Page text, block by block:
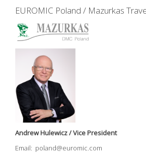
EUROMIC Poland / Mazurkas
Andrew Hulewicz / Vice President
Email: poland@euromic.com